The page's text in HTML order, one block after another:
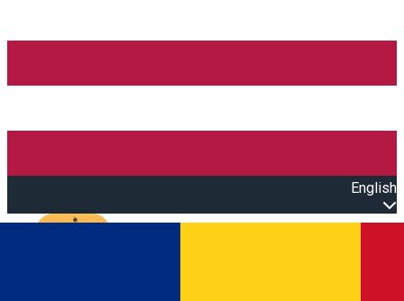
English